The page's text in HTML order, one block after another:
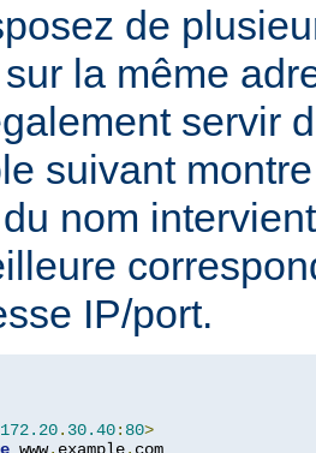
de
la même
servir
suivant
nom
IP/port.
172.20. 30.40: 80>